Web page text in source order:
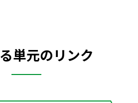
単元のリンク